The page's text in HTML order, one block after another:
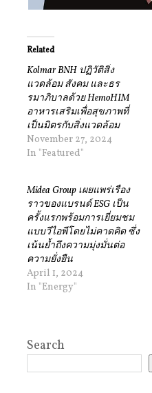
Related
Kolmar BNH ปฏิวัติสิ่ง
แวดล้อม สังคม และธร
รมาภิบาลด้วย HemoHIM
อาหารเสริมเพื่อสุขภาพที่
เป็นมิตรกับสิ่งแวดล้อม
November 27, 2024
In "Featured"
Midea Group เผยแพร่เรื่อง
ราวของแบรนด์ ESG เป็น
ครั้งแรกพร้อมการเยี่ยมชม
แบบวีไอพีโดยไม่คาดคิด ซึ่ง
เน้นย้ำถึงความมุ่งมั่นต่อ
ความยั่งยืน
April 1, 2024
In "Energy"
Search